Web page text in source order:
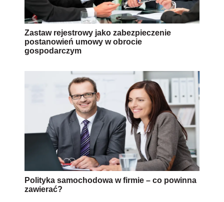
Zastaw rejestrowy jako zabezpieczenie
postanowień umowy w obrocie
gospodarczym
Polityka samochodowa w firmie – co powinna
zawierać?